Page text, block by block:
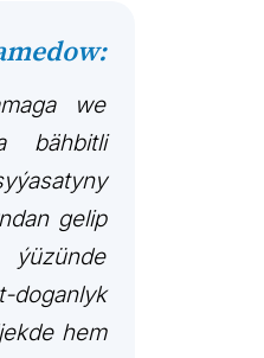
we
bähbitli
gelip
doganlyk
hem